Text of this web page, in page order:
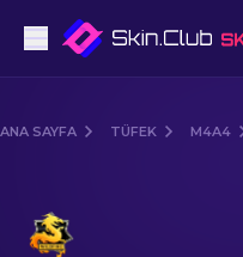
ANA SAYFA TÜFEK M4A4